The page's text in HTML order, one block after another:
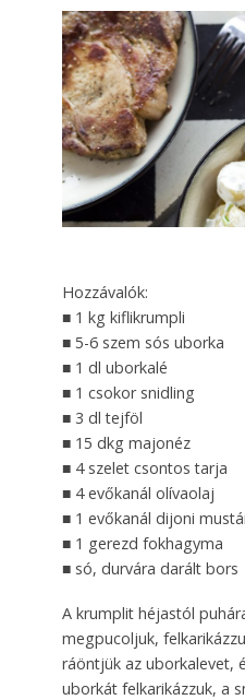
Hozzávalók:
■ 1 kg kiflikrumpli
■ 5-6 szem sós uborka
■ 1 dl uborkalé
■ 1 csokor snidling
■ 3 dl tejföl
■ 15 dkg majonéz
■ 4 szelet csontos tarja
■ 4 evőkanál olívaolaj
■ 1 evőkanál dijoni
■ 1 gerezd fokhagyma
■ só, durvára darált bors
A krumplit héjastól
megpucoljuk,
ráöntjük az uborkalevet,
uborkát felkarikázzuk, a